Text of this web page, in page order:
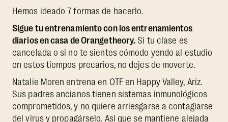
Hemos ideado 7 formas de hacerlo.
Sigue tu entrenamiento con los entrenamientos
diarios en casa de Orangetheory. Si tu clase es
cancelada o si no te sientes cómodo yendo al estudio
en estos tiempos precarios, no dejes de moverte.
Natalie Moren entrena en OTF en Happy Valley, Ariz.
Sus padres ancianos tienen sistemas inmunológicos
comprometidos, y no quiere arriesgarse a contagiarse
del virus y propagárselo. Así que se mantiene alejada